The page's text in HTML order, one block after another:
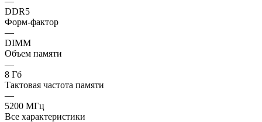
DDR5
Форм-фактор
—
DIMM
Объем памяти
—
8 Гб
Тактовая частота памяти
—
5200 МГц
Все характеристики